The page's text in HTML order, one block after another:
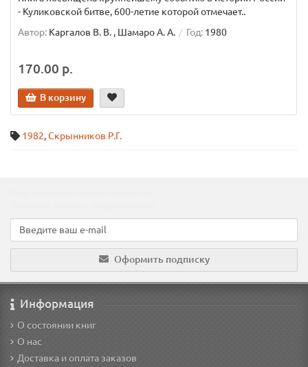
- Куликовской битве, 600-летие которой отмечает..
Автор: Каргалов В. В. , Шамаро А. А. Год: 1980
170.00 р.
В корзину
1982,Скрынников Р.Г.
Оформить подписку
Информация
О состоянии книг
О нас
Доставка и оплата заказов